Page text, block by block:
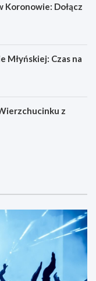
Koronowie: Dołącz
Młyńskiej: Czas na
z